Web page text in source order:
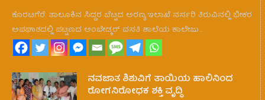
ಕೊರಟಗೆರೆ: ತಾಲೂಕಿನ ಸಿದ್ದರ ಬೆಟ್ಟದ ಅರಣ್ಯ ಇಲಾಖೆ ನರ್ಸರಿ ತಿರುವಿನಲ್ಲಿ ಭೀಕರ
ಅಪಘಾತದಲ್ಲಿ ಪಟ್ಟಣದ ಅಂಬೇಡ್ಕರ್ ವಸತಿ ಶಾಲೆಯ ಕಾಲೇಜು…
ನವಜಾತ ಶಿಶುವಿಗೆ ತಾಯಿಯ ಹಾಲಿನಿಂದ
ರೋಗನಿರೋಧಕ ಶಕ್ತಿ ವೃದ್ಧಿ